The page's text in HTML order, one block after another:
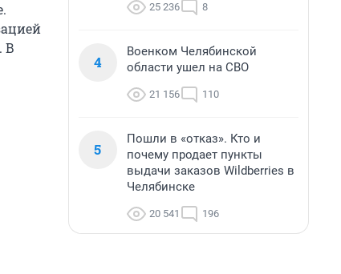
В
25 236 8
4
Военком Челябинской
области ушел на СВО
21 156 110
5
Пошли в «отказ». Кто и
почему продает пункты
выдачи заказов Wildberries в
Челябинске
20 541 196